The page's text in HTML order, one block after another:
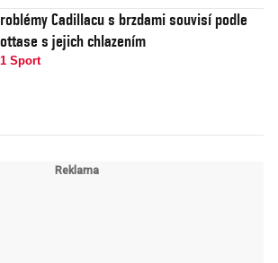
Cadillacu s brzdami souvisí podle
s jejich chlazením
Sport